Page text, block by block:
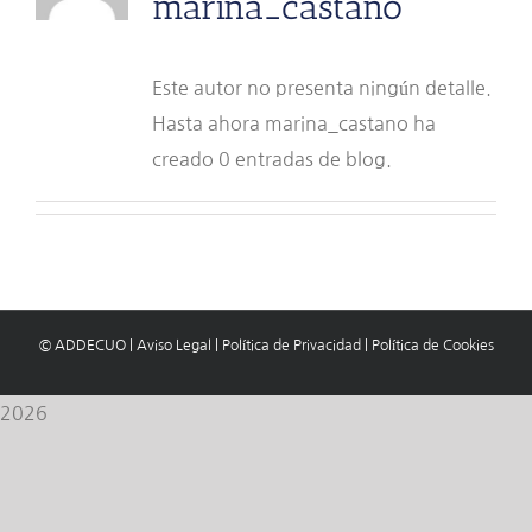
Este autor no presenta ningún detalle.
Hasta ahora marina_castano ha
creado 0 entradas de blog.
© ADDECUO Aviso Legal Política de Privacidad Política de Cookies
2026